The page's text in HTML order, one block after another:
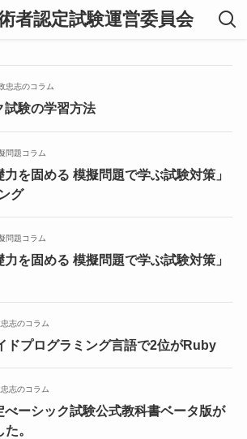
者認定試験運営委員会
忠志のコラム
試験の学習方法
問題コラム
を固める 模擬問題で学ぶ試験対策」
グ
問題コラム
を固める 模擬問題で学ぶ試験対策」
志のコラム
ドプログラミング言語で2位がRuby
志のコラム
べーシック試験公式教科書ベータ版が
。